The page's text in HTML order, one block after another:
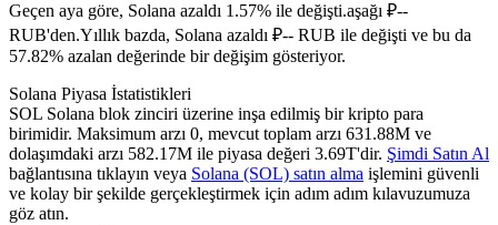
USDC Vadeli İşlemleri
USDC'yi teminat olarak kullanan vadeli işlemler
Geçen aya göre, Solana azaldı 1.57% ile değişti.aşağı ₽--
RUB'den.Yıllık bazda, Solana azaldı ₽-- RUB ile değişti ve bu da
57.82% azalan değerinde bir değişim gösteriyor.
Solana Piyasa İstatistikleri
SOL Solana blok zinciri üzerine inşa edilmiş bir kripto para
birimidir. Maksimum arzı 0, mevcut toplam arzı 631.88M ve
dolaşımdaki arzı 582.17M ile piyasa değeri 3.69T'dir. Şimdi Satın Al
bağlantısına tıklayın veya Solana (SOL) satın alma işlemini güvenli
ve kolay bir şekilde gerçekleştirmek için adım adım kılavuzumuza
göz atın.